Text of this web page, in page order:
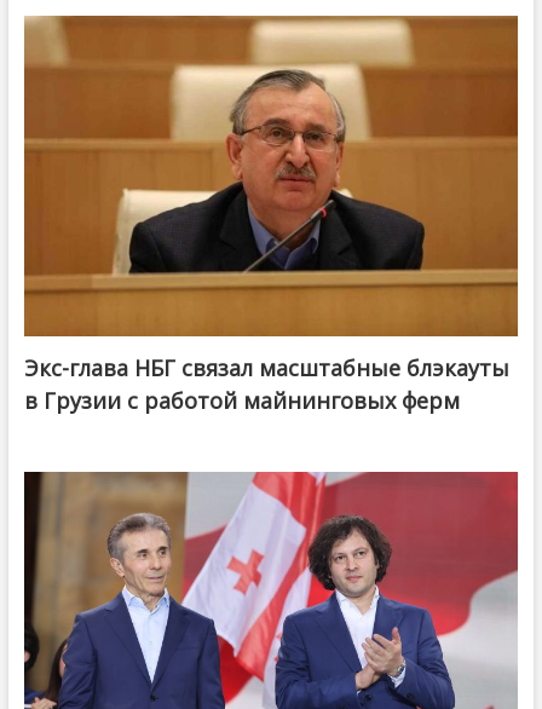
Экс-глава НБГ связал масштабные блэкауты
в Грузии с работой майнинговых ферм